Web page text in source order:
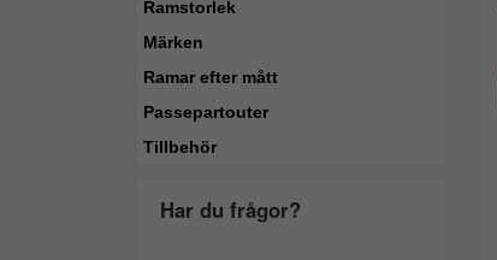
Ramstorlek
Märken
Ramar efter mått
Passepartouter
Tillbehör
Har du frågor?